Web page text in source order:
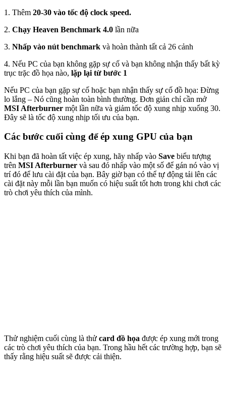
1. Thêm 20-30 vào tốc độ clock speed.
2. Chạy Heaven Benchmark 4.0 lần nữa
3. Nhấp vào nút benchmark và hoàn thành tất cả 26 cảnh
4. Nếu PC của bạn không gặp sự cố và bạn không nhận thấy bất kỳ
trục trặc đồ họa nào, lặp lại từ bước 1
Nếu PC của bạn gặp sự cố hoặc bạn nhận thấy sự cố đồ họa: Đừng
lo lắng – Nó cũng hoàn toàn bình thường. Đơn giản chỉ cần mở
MSI Afterburner một lần nữa và giảm tốc độ xung nhịp xuống 30.
Đây sẽ là tốc độ xung nhịp tối ưu của bạn.
Các bước cuối cùng để ép xung GPU của bạn
Khi bạn đã hoàn tất việc ép xung, hãy nhấp vào Save biểu tượng
trên MSI Afterburner và sau đó nhấp vào một số để gán nó vào vị
trí đó để lưu cài đặt của bạn. Bây giờ bạn có thể tự động tải lên các
cài đặt này mỗi lần bạn muốn có hiệu suất tốt hơn trong khi chơi các
trò chơi yêu thích của mình.
Thử nghiệm cuối cùng là thử card đồ họa được ép xung mới trong
các trò chơi yêu thích của bạn. Trong hầu hết các trường hợp, bạn sẽ
thấy rằng hiệu suất sẽ được cải thiện.